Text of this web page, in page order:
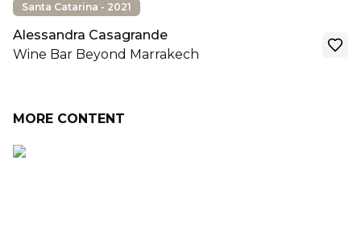
Santa Catarina - 2021
Alessandra Casagrande
Wine Bar Beyond Marrakech
MORE CONTENT